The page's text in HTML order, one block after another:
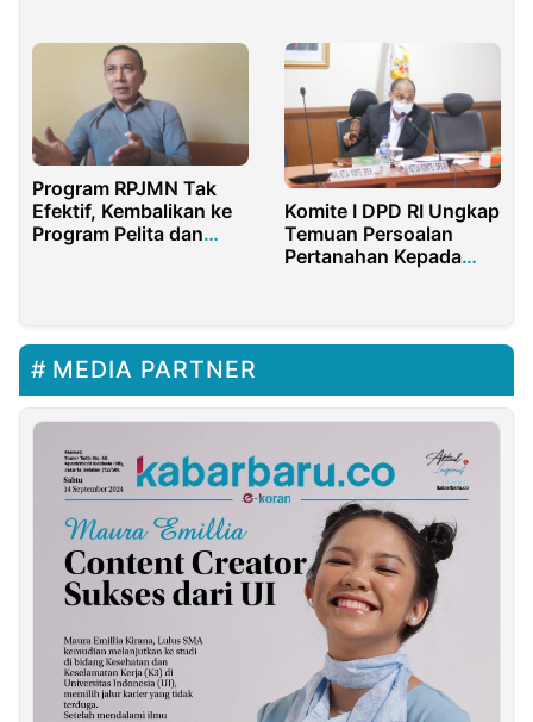
Program RPJMN Tak
Efektif, Kembalikan ke
Program Pelita dan
Komite I DPD RI Ungkap
Temuan Persoalan
Pertanahan Kepada
MEDIA PARTNER